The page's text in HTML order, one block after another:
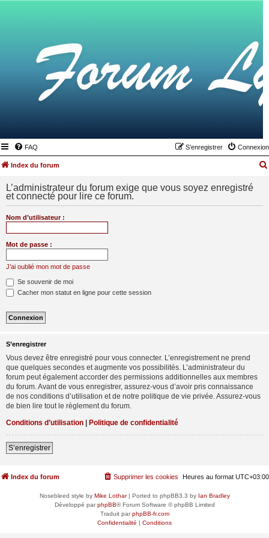
FAQ Connexion
S’enregistrer
Index du forum
L’administrateur du forum exige que vous soyez enregistré
et connecté pour lire ce forum.
Nom d’utilisateur :
Mot de passe :
J’ai oublié mon mot de passe
Se souvenir de moi
Cacher mon statut en ligne pour cette session
S’enregistrer
Vous devez être enregistré pour vous connecter. L’enregistrement ne prend
que quelques secondes et augmente vos possibilités. L’administrateur du
forum peut également accorder des permissions additionnelles aux membres
du forum. Avant de vous enregistrer, assurez-vous d’avoir pris connaissance
de nos conditions d’utilisation et de notre politique de vie privée. Assurez-vous
de bien lire tout le règlement du forum.
Conditions d’utilisation | Politique de confidentialité
S’enregistrer
Index du forum Heures au format UTC+03:00
Supprimer les cookies
Nosebleed style by Mike Lothar| Ported to phpBB3.3 by Ian Bradley
Développé parphpBB® Forum Software © phpBB Limited
Traduit parphpBB-fr.com
Confidentialité | Conditions